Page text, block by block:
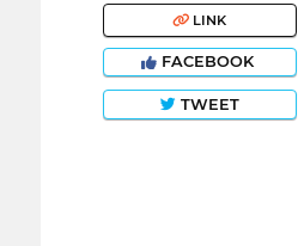
LINK
FACEBOOK
TWEET